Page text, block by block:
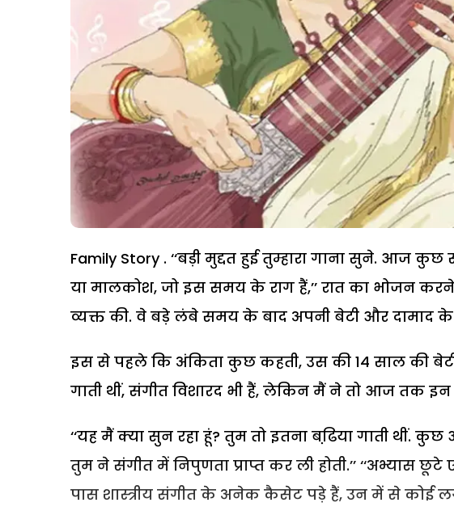
Family Story . ‘‘बड़ी मुद्दत हुई तुम्हारा गाना सुने. आज कुछ
या मालकोश, जो इस समय के राग हैं,’’ रात का भोजन
व्यक्त की. वे बड़े लंबे समय के बाद अपनी बेटी और दामाद
इस से पहले कि अंकिता कुछ कहती, उस की 14 साल की बेटी
गाती थीं, संगीत विशारद भी हैं, लेकिन मैं ने तो आज तक
‘‘यह मैं क्या सुन रहा हूं? तुम तो इतना बढि़या गाती थीं.
तुम ने संगीत में निपुणता प्राप्त कर ली होती.’’ ‘‘अभ्यास
पास शास्त्रीय संगीत के अनेक कैसेट पड़े हैं, उन में से कोई